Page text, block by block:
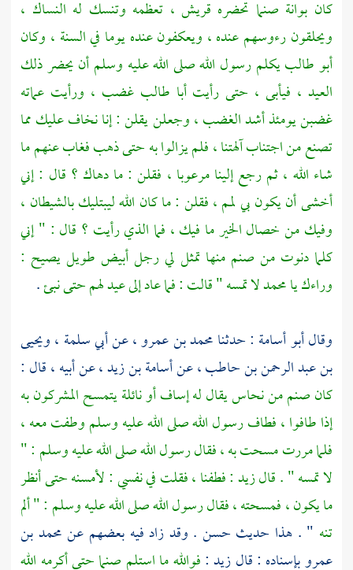
كان بوانة صنما تحضره قريش ، تعظمه وتنسك له النساك ،
ويحلقون رءوسهم عنده ، ويعكفون عنده يوما في السنة ، وكان
أبو طالبيكلم رسول الله صلى الله عليه وسلم أن يحضر ذلك
العيد ، فيأبى ، حتى رأيتأبا طالبغضب ، ورأيت عماته
غضبن يومئذ أشد الغضب ، وجعلن يقلن : إنا نخاف عليك مما
تصنع من اجتناب آلهتنا ، فلم يزالوا به حتى ذهب فغاب عنهم ما
شاء الله ، ثم رجع إلينا مرعوبا ، فقلن : ما دهاك ؟ قال : إني
أخشى أن يكون بي لمم ، فقلن : ما كان الله ليبتليك بالشيطان ،
وفيك من خصال الخير ما فيك ، فما الذي رأيت ؟ قال : " إني
كلما دنوت من صنم منها تمثل لي رجل أبيض طويل يصيح :
وراءك يامحمدلا تمسه " قالت : فما عاد إلى عيد لهم حتى نبئ.
وقالأبو أسامة : حدثنامحمد بن عمرو ،عنأبي سلمة ،ويحيى
بن عبد الرحمن بن حاطب ،عنأسامة بن زيد ،عن أبيه ، قال :
كان صنم من نحاس يقال له إساف أو نائلة يتمسح المشركون به
إذا طافوا ، فطاف رسول الله صلى الله عليه وسلم وطفت معه ،
فلما مررت مسحت به ، فقال رسول الله صلى الله عليه وسلم : "
لا تمسه " . قالزيد: فطفنا ، فقلت في نفسي : لأمسنه حتى أنظر
ما يكون ، فمسحته ، فقال رسول الله صلى الله عليه وسلم : " ألم
تنه " . هذا حديث حسن . وقد زاد فيه بعضهم عنمحمد بن
عمروبإسناده : قالزيد:فوالله ما استلم صنما حتى أكرمه الله